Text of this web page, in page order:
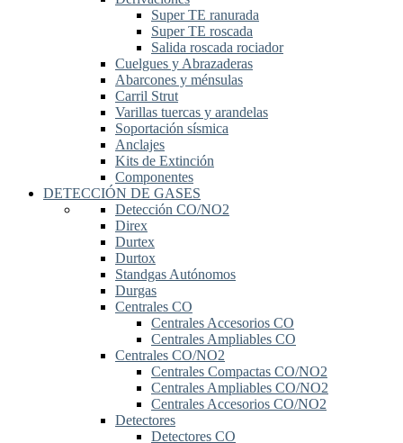
Super TE ranurada
Super TE roscada
Salida roscada rociador
Cuelgues y Abrazaderas
Abarcones y ménsulas
Carril Strut
Varillas tuercas y arandelas
Soportación sísmica
Anclajes
Kits de Extinción
Componentes
DETECCIÓN DE GASES
Detección CO/NO2
Direx
Durtex
Durtox
Standgas Autónomos
Durgas
Centrales CO
Centrales Accesorios CO
Centrales Ampliables CO
Centrales CO/NO2
Centrales Compactas CO/NO2
Centrales Ampliables CO/NO2
Centrales Accesorios CO/NO2
Detectores
Detectores CO